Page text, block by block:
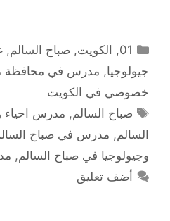
التصنيفات
01
, الكويت, صباح السالم,
جيولوجيا, مدرس في محافظة
خصوصي في الكويت
الوسوم
صباح السالم, مدرس احياء
السالم, مدرس في صباح
وجيولوجيا في صباح السالم,
أضف تعليق